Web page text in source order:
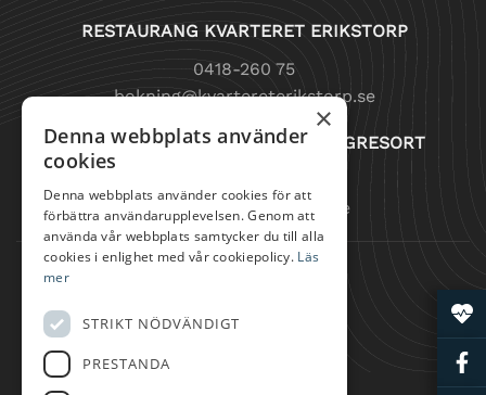
RESTAURANG KVARTERET ERIKSTORP
0418-260 75
bokning@kvartereterikstorp.se
BOENDE BORSTAHUSEN CAMPINGRESORT
bokning@borstahusen.se
SNABBLÄNKAR
×
Denna webbplats använder
cookies
Denna webbplats använder cookies för att
förbättra användarupplevelsen. Genom att
använda vår webbplats samtycker du till alla
cookies i enlighet med vår cookiepolicy. Läs
mer
STRIKT NÖDVÄNDIGT
PRESTANDA